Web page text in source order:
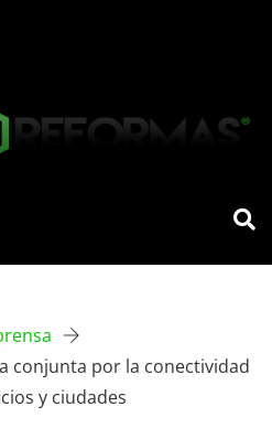
conjunta por la conectividad
y ciudades